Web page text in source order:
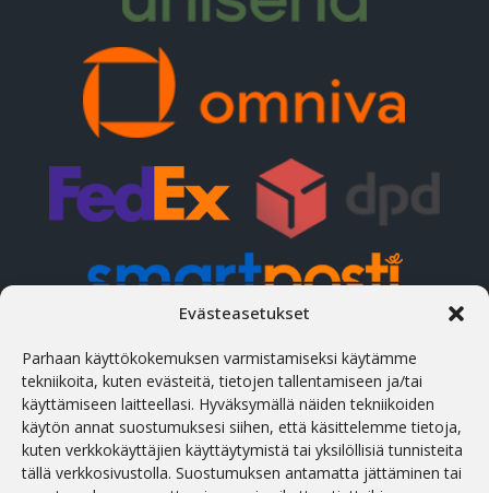
Evästeasetukset
Parhaan käyttökokemuksen varmistamiseksi käytämme
tekniikoita, kuten evästeitä, tietojen tallentamiseen ja/tai
käyttämiseen laitteellasi. Hyväksymällä näiden tekniikoiden
käytön annat suostumuksesi siihen, että käsittelemme tietoja,
kuten verkkokäyttäjien käyttäytymistä tai yksilöllisiä tunnisteita
tällä verkkosivustolla. Suostumuksen antamatta jättäminen tai
YHTEYSTIEDOT
Osoite
Treiali tee 2, 75312 Peetri, Rae vald, Viro
Puhelin